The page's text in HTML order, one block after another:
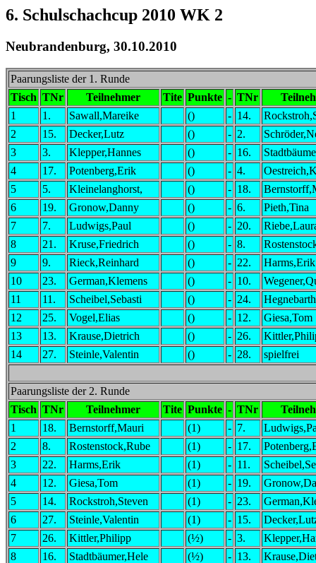
6. Schulschachcup 2010 WK 2
Neubrandenburg, 30.10.2010
Paarungsliste der 1. Runde
Tisch TNr Teilnehmer Tite Punkte - TNr
1
1. Sawall,Mareike () - 14.
2
15. Decker,Lutz () - 2.
3
3. Klepper,Hannes () - 16.
4
17. Potenberg,Erik () - 4.
5
5. Kleinelanghorst, () - 18.
6
19. Gronow,Danny () - 6.
Pieth,Tina
7
7. Ludwigs,Paul () - 20.
8
21. Kruse,Friedrich () - 8.
9
9. Rieck,Reinhard () - 22.
Harms,Erik
10
23. German,Klemens () - 10.
11
11. Scheibel,Sebasti () - 24.
12
25. Vogel,Elias () - 12.
Giesa,Tom
13
13. Krause,Dietrich () - 26.
14
27. Steinle,Valentin () - 28. spielfrei
Paarungsliste der 2. Runde
Tisch TNr Teilnehmer Tite Punkte - TNr
1
18. Bernstorff,Mauri (1) - 7.
2
8. Rostenstock,Rube (1) - 17.
3
22. Harms,Erik (1) - 11.
4
12. Giesa,Tom (1) - 19.
5
14. Rockstroh,Steven (1) - 23.
6
27. Steinle,Valentin (1) - 15.
7
26. Kittler,Philipp (½) - 3.
8
16. Stadtbäumer,Hele (½) - 13.